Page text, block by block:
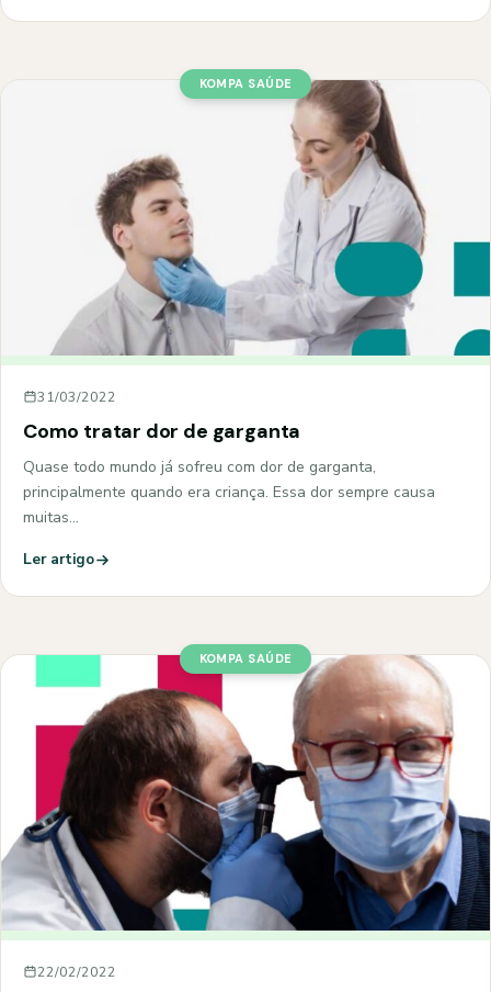
KOMPA SAÚDE
31/03/2022
Como tratar dor de garganta
Quase todo mundo já sofreu com dor de garganta,
principalmente quando era criança. Essa dor sempre causa
muitas…
Ler artigo
KOMPA SAÚDE
22/02/2022